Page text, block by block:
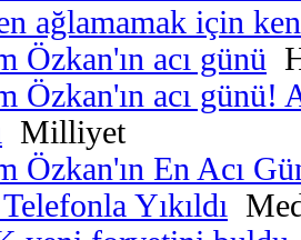
ağlamamak için
Özkan'ın acı günü
Özkan'ın acı günü!
Milliyet
Özkan'ın En Acı
Yıkıldı